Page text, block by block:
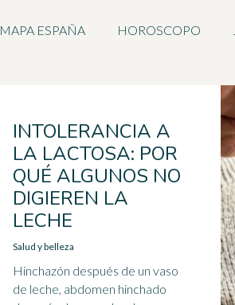
MAPA ESPAÑA HOROSCOPO
INTOLERANCIA A
LA LACTOSA: POR
QUÉ ALGUNOS NO
DIGIEREN LA
LECHE
Salud y belleza
Hinchazón después de un vaso
de leche, abdomen hinchado